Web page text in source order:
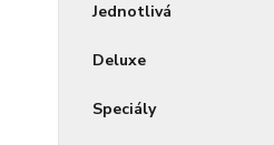
Jednotlivá
Deluxe
Speciály